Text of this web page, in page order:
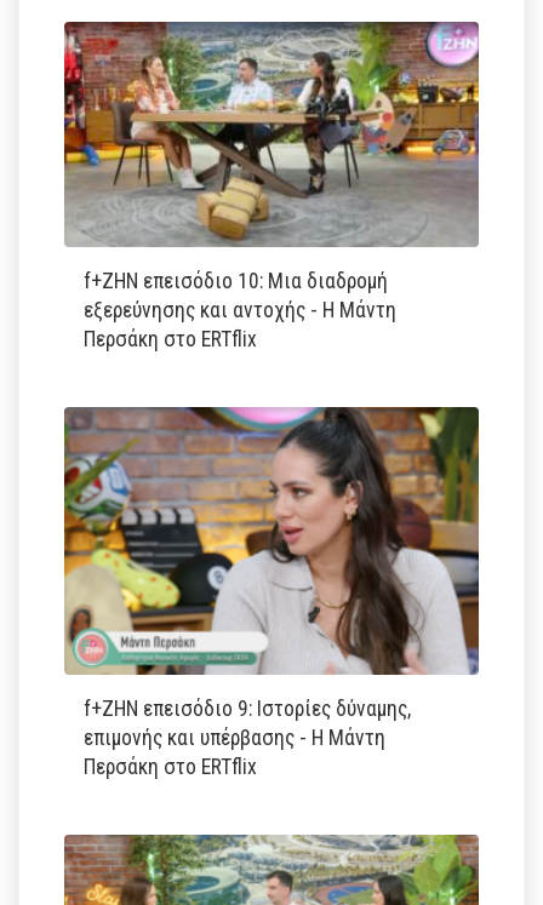
f+ΖΗΝ επεισόδιο 10: Μια διαδρομή
εξερεύνησης και αντοχής - Η Μάντη
Περσάκη στο ERTflix
f+ΖΗΝ επεισόδιο 9: Ιστορίες δύναμης,
επιμονής και υπέρβασης - Η Μάντη
Περσάκη στο ERTflix